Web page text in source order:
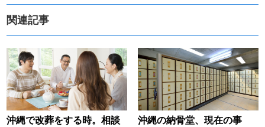
関連記事
沖縄で改葬をする時。相談
沖縄の納骨堂、現在の事